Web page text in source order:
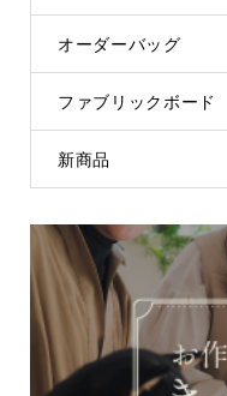
オーダーバッグ
ファブリックボード
新商品